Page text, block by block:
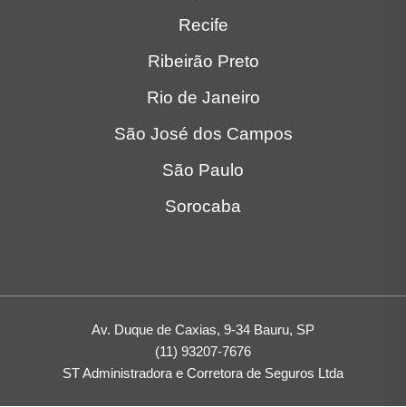
Recife
Ribeirão Preto
Rio de Janeiro
São José dos Campos
São Paulo
Sorocaba
Av. Duque de Caxias, 9-34 Bauru, SP
(11) 93207-7676
ST Administradora e Corretora de Seguros Ltda